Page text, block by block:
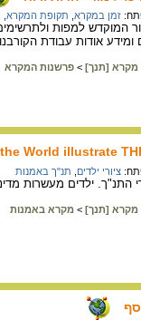
זמן במקרא תקופת המקרא
המוקדש למפות
ומידע אודות עבודת
מקרא [תנך] > פרשנות המקרא
World illustrate
ציורי ילדים תנ"ך באמנות
התנ"ך. ילדים מעשרות
מקרא [תנך] > מקרא באמנות